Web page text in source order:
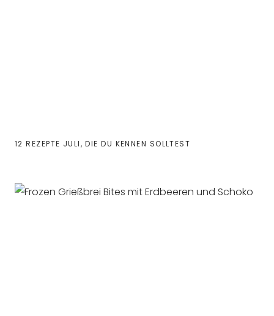
12 REZEPTE JULI, DIE DU KENNEN SOLLTEST